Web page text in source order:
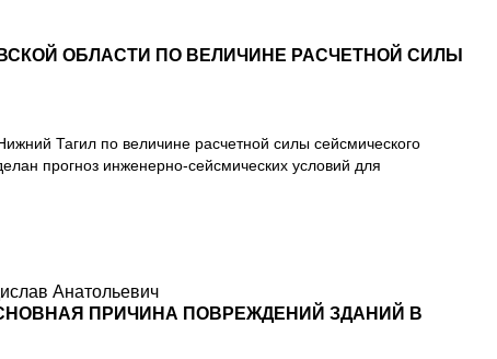
ОБЛАСТИ ПО ВЕЛИЧИНЕ РАСЧЕТНОЙ СИЛЫ
Тагил по величине расчетной силы сейсмического
прогноз инженерно-сейсмических условий для
Анатольевич
ПРИЧИНА ПОВРЕЖДЕНИЙ ЗДАНИЙ В